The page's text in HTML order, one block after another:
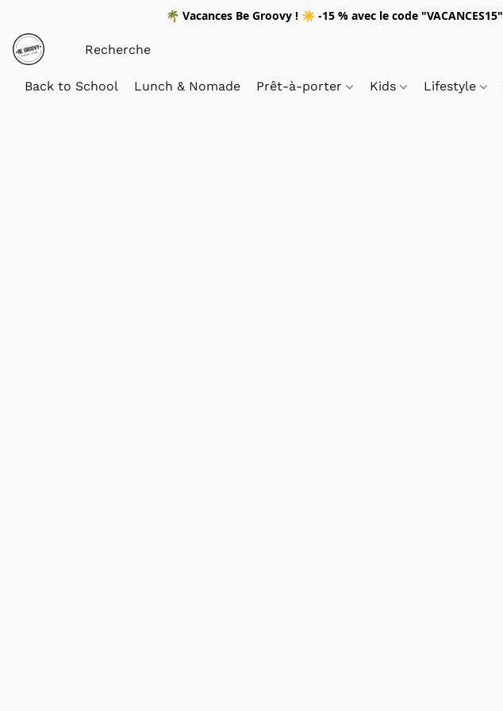
🌴 Vacances Be Groovy ! ☀️ -15 % avec le code "VACANCES15"
Back to School Lunch & Nomade Prêt-à-porter Kids Lifestyle